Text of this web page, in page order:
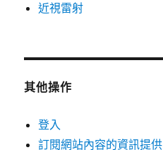
近視雷射
其他操作
登入
訂閱網站內容的資訊提供